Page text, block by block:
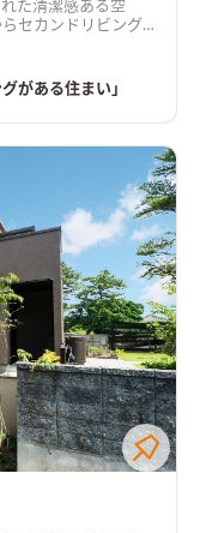
た清潔感ある空
セカンドリビング
ぐるみでバーべキ
が降れば屋根付き
出入りできる窓も
っても楽になる様
会場である芝生に行
ないが玄関対面には
られる大きな外部
載になっている。
下駄箱と大きい窓
収納力重視の洗面
。 家族全員の下着
。 凹凸のある個性
れる住まいが実現し
アを楽しむために建
がある住まい」